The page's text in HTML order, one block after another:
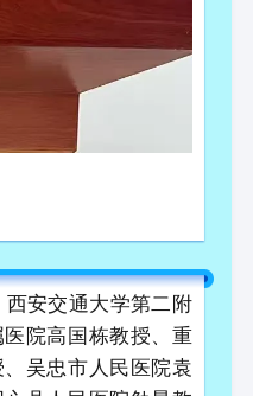
安交通大学第二附
院高国栋教授、重
吴忠市人民医院袁